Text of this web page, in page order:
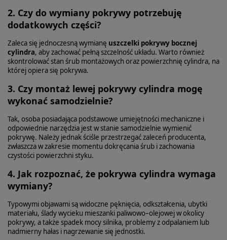
2. Czy do wymiany pokrywy potrzebuję
dodatkowych części?
Zaleca się jednoczesną wymianę uszczelki pokrywy bocznej
cylindra, aby zachować pełną szczelność układu. Warto również
skontrolować stan śrub montażowych oraz powierzchnię cylindra, na
której opiera się pokrywa.
3. Czy montaż lewej pokrywy cylindra mogę
wykonać samodzielnie?
Tak, osoba posiadająca podstawowe umiejętności mechaniczne i
odpowiednie narzędzia jest w stanie samodzielnie wymienić
pokrywę. Należy jednak ściśle przestrzegać zaleceń producenta,
zwłaszcza w zakresie momentu dokręcania śrub i zachowania
czystości powierzchni styku.
4. Jak rozpoznać, że pokrywa cylindra wymaga
wymiany?
Typowymi objawami są widoczne pęknięcia, odkształcenia, ubytki
materiału, ślady wycieku mieszanki paliwowo–olejowej w okolicy
pokrywy, a także spadek mocy silnika, problemy z odpalaniem lub
nadmierny hałas i nagrzewanie się jednostki.